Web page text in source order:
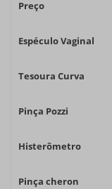
Preço
Espéculo Vaginal
Tesoura Curva
Pinça Pozzi
Histerômetro
Pinça cheron